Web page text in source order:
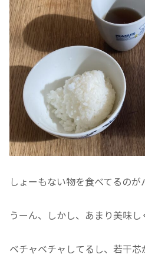
しょーもない物を食べてるの
うーん、しかし、あまり美味し
ベチャベチャしてるし、若干芯